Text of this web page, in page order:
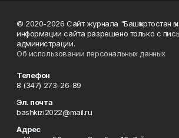
© 2020-2026 Сайт журнала "Башҡортостан
информации сайта разрешено только с
администрации.
Об использовании персональных данных
Телефон
8 (347) 273-26-89
Эл. почта
bashkizi2022@mail.ru
Адрес